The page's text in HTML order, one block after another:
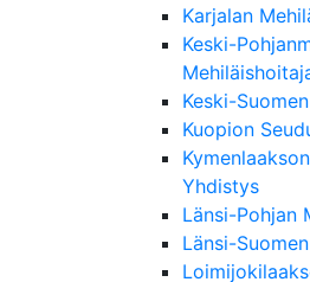
Karjalan
Keski-
Keski-
Kuopion
Yhdistys
Länsi-Pohjan
Länsi-